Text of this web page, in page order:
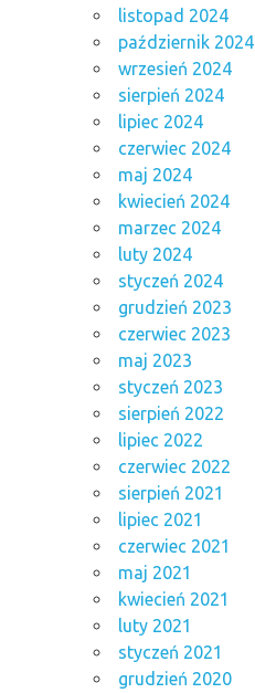
listopad 2024
październik 2024
wrzesień 2024
sierpień 2024
lipiec 2024
czerwiec 2024
maj 2024
kwiecień 2024
marzec 2024
luty 2024
styczeń 2024
grudzień 2023
czerwiec 2023
maj 2023
styczeń 2023
sierpień 2022
lipiec 2022
czerwiec 2022
sierpień 2021
lipiec 2021
czerwiec 2021
maj 2021
kwiecień 2021
luty 2021
styczeń 2021
grudzień 2020